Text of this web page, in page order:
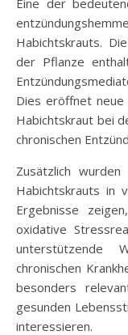
Habichtskrauts.
der Pflanze
Dies eröffnet
Habichtskraut bei
chronischen
Zusätzlich
Habichtskrauts in
Ergebnisse
oxidative
unterstützende
chronischen
besonders
gesunden
interessieren.